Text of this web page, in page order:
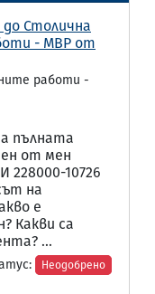
Столична
- МВР от
работи -
пълната
от мен
228000-10726
на
е
Какви са
...
Неодобрено